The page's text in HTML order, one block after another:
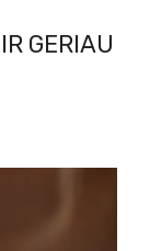
GERIAU